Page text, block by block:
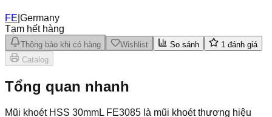
FE Germany
Tạm hết hàng
Thông báo khi có hàng Wishlist So sánh 1 đánh giá
Catalog
Tổng quan nhanh
Mũi khoét HSS 30mmL FE3085 là mũi khoét thương hiệu